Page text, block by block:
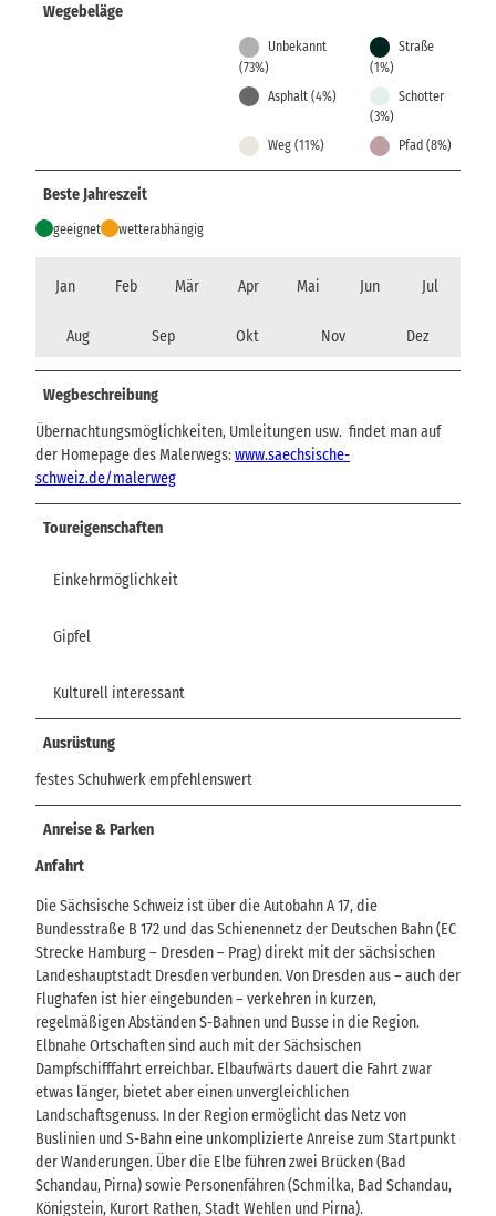
Wegebeläge
Unbekannt
(73%)
Straße
(1%)
Asphalt (4%)
Schotter
(3%)
Weg (11%)
Pfad (8%)
Beste Jahreszeit
geeignet wetterabhängig
Jan Feb Mär Apr Mai Jun Jul
Aug Sep Okt Nov Dez
Wegbeschreibung
Übernachtungsmöglichkeiten, Umleitungen usw. findet man auf
der Homepage des Malerwegs:www.saechsische-
schweiz.de/malerweg
Toureigenschaften
Einkehrmöglichkeit
Gipfel
Kulturell interessant
Ausrüstung
festes Schuhwerk empfehlenswert
Anreise & Parken
Anfahrt
Die Sächsische Schweiz ist über die Autobahn A 17, die
Bundesstraße B 172 und das Schienennetz der Deutschen Bahn (EC
Strecke Hamburg – Dresden – Prag) direkt mit der sächsischen
Landeshauptstadt Dresden verbunden. Von Dresden aus – auch der
Flughafen ist hier eingebunden – verkehren in kurzen,
regelmäßigen Abständen S-Bahnen und Busse in die Region.
Elbnahe Ortschaften sind auch mit der Sächsischen
Dampfschifffahrt erreichbar. Elbaufwärts dauert die Fahrt zwar
etwas länger, bietet aber einen unvergleichlichen
Landschaftsgenuss. In der Region ermöglicht das Netz von
Buslinien und S-Bahn eine unkomplizierte Anreise zum Startpunkt
der Wanderungen. Über die Elbe führen zwei Brücken (Bad
Schandau, Pirna) sowie Personenfähren (Schmilka, Bad Schandau,
Königstein, Kurort Rathen, Stadt Wehlen und Pirna).